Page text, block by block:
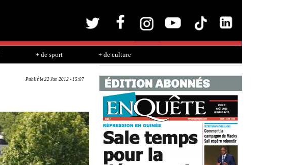
+ de sport + de culture
Publié le 22 Jun 2012 - 15:07